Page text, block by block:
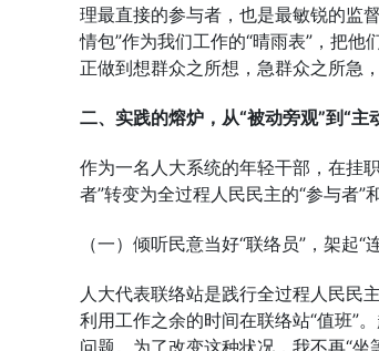
理最直接的参与者，也是最敏锐的监
情包”作为我们工作的“晴雨表”，把
正做到想群众之所想，急群众之所急
二、实践的熔炉，从“被动旁观”到“主
作为一名人大系统的年轻干部，在挂
者”转变为全过程人民民主的“参与者”
（一）倾听民意当好“联络员”，架起“
人大代表联络站是践行全过程人民民
利用工作之余的时间在联络站“值班”
问题。为了改变这种状况，我不再“